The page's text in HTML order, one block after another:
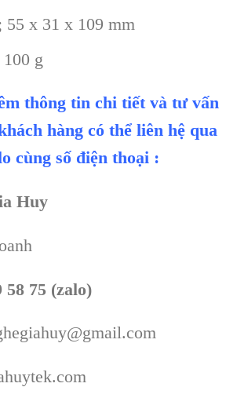
x 31 x 109 mm
g
thông tin chi tiết và tư vấn
hàng có thể liên hệ qua
cùng số điện thoại :
Huy
58 75 (zalo)